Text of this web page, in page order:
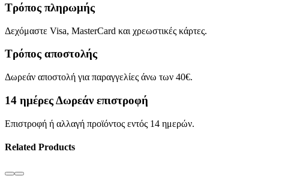
Τρόπος πληρωμής
Δεχόμαστε Visa, MasterCard και χρεωστικές κάρτες.
Τρόπος αποστολής
Δωρεάν αποστολή για παραγγελίες άνω των 40€.
14 ημέρες Δωρεάν επιστροφή
Επιστροφή ή αλλαγή προϊόντος εντός 14 ημερών.
Related Products